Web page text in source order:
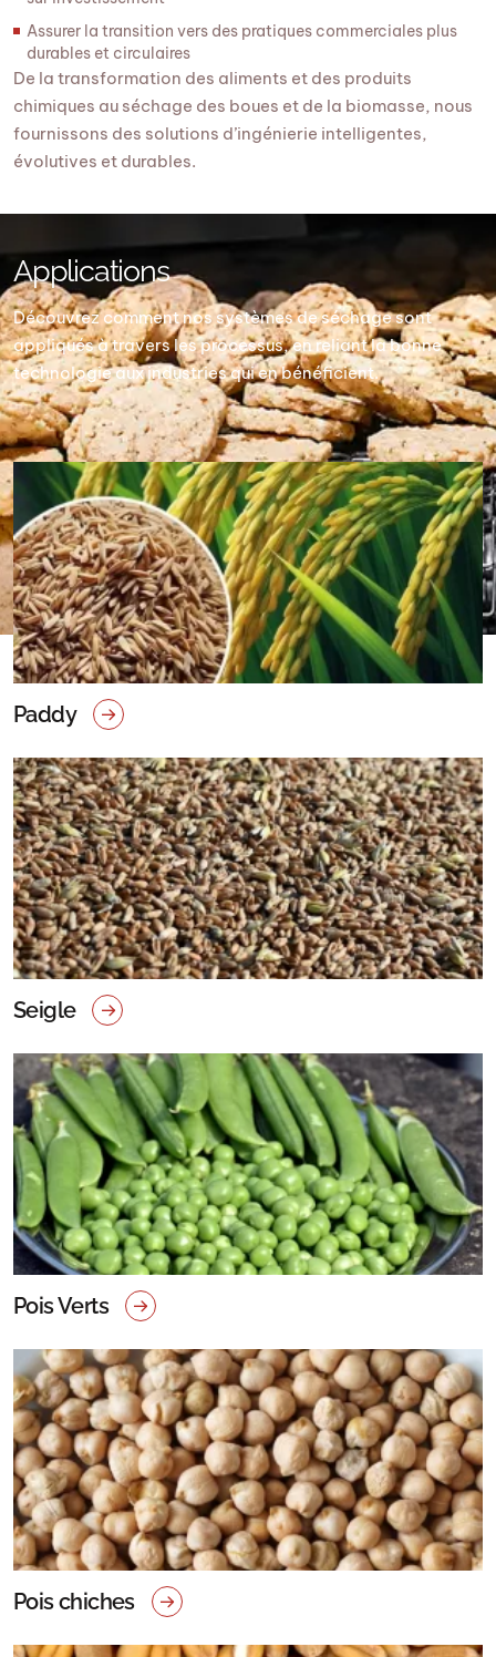
Assurer la transition vers des pratiques commerciales plus
durables et circulaires
De la transformation des aliments et des produits
chimiques au séchage des boues et de la biomasse, nous
fournissons des solutions d’ingénierie intelligentes,
évolutives et durables.
Applications
Découvrez comment nos systèmes de séchage sont
appliqués à travers les processus, en reliant la bonne
technologie aux industries qui en bénéficient.
Paddy
Seigle
Pois Verts
Pois chiches